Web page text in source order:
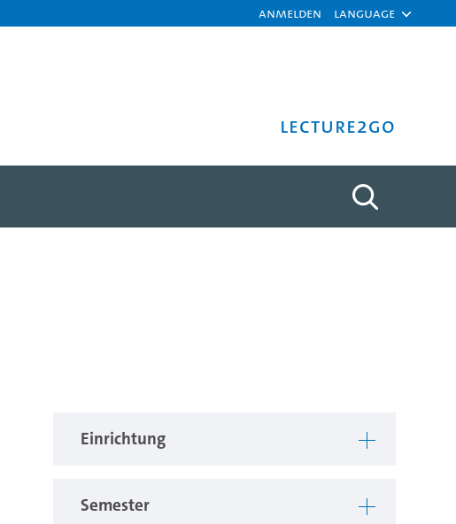
Anmelden Language
Lecture2Go
Einrichtung
Semester